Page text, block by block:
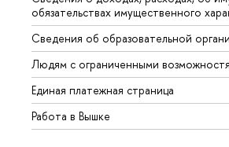
обязательствах имущественного
Сведения об образовательной
Людям с ограниченными
Единая платежная страница
Работа в Вышке